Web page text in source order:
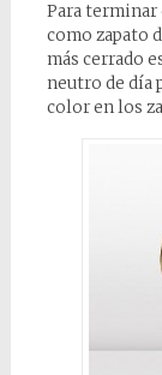
Para terminar
como zapato
más cerrado
neutro de día
color en los